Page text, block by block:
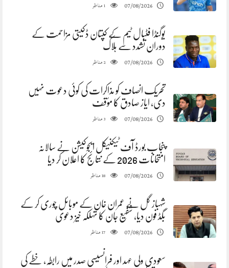
07/08/2026
1مناظر
یوگنڈا فٹبال ٹیم کے کپتان ڈکیتی مزاحمت کے
دوران تشدد سے ہلاک
07/08/2026
2مناظر
تحریک انصاف کو مذاکرات کی کوئی دعوت نہیں
دی، ایاز صادق کا مؤقف
07/08/2026
3مناظر
پنجاب بورڈ آف ٹیکنیکل ایجوکیشن نے سالانہ
امتحانات 2026 کے نتائج کا اعلان کر دیا
07/08/2026
18مناظر
شہباز گل نے عمران خان کے موبائل چوری کر کے
بگڈ فون دیا، شفیع جان کا تہلکہ خیز دعوی
07/08/2026
17مناظر
سعودی ولی عہد اور فرانسیسی صدر میں رابطہ، خطے کی